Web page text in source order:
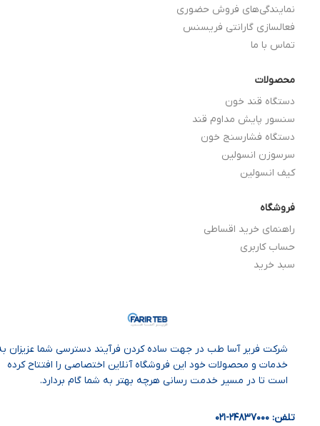
نمایندگی‌های فروش حضوری
فعالسازی گارانتی فریسنس
تماس با ما
محصولات
دستگاه قند خون
سنسور پایش مداوم قند
دستگاه فشارسنج خون
سرسوزن انسولین
کیف انسولین
فروشگاه
راهنمای خرید اقساطی
حساب کاربری
سبد خرید
شرکت فریر آسا طب در جهت ساده‌ کردن فرآیند دسترسی شما عزیزان
خدمات و محصولات خود این فروشگاه آنلاین اختصاصی را افتتاح کرده
است تا در مسیر خدمت رسانی هرچه بهتر به شما گام بردارد.
تلفن: ۲۴۸۳۷۰۰۰ -۰۲۱